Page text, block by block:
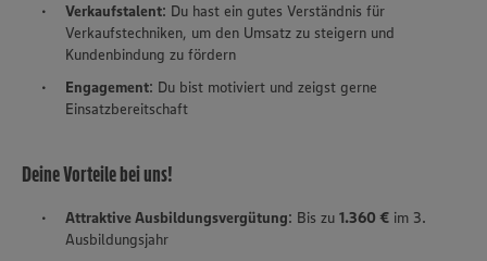
Verkaufstalent: Du hast ein gutes Verständnis für
Verkaufstechniken, um den Umsatz zu steigern und
Kundenbindung zu fördern
Engagement: Du bist motiviert und zeigst gerne
Einsatzbereitschaft
Deine Vorteile bei uns!
Attraktive Ausbildungsvergütung: Bis zu 1.360 € im 3.
Ausbildungsjahr